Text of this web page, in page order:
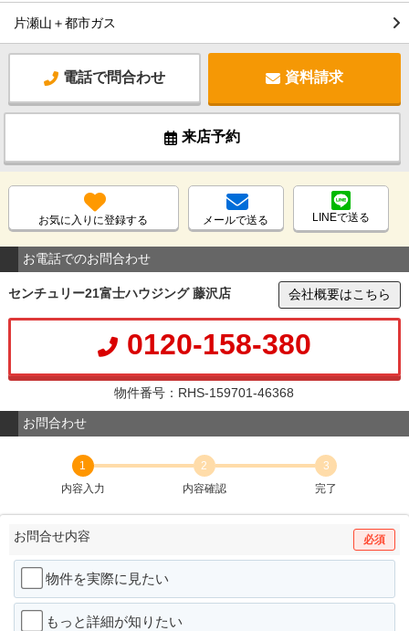
片瀬山＋都市ガス
電話で問合わせ 資料請求
来店予約
お気に入りに登録する メールで送る LINEで送る
お電話でのお問合わせ
センチュリー21富士ハウジング 藤沢店 会社概要はこちら
0120-158-380
物件番号：RHS-159701-46368
お問合わせ
1
内容入力
2
内容確認
3
完了
お問合せ内容 必須
物件を実際に見たい
もっと詳細が知りたい